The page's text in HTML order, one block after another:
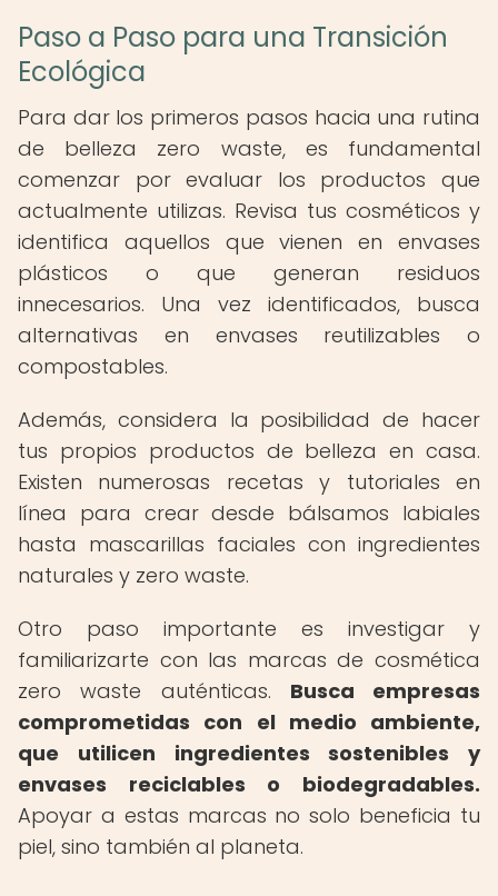
Paso a Paso para una Transición
Ecológica
Para dar los primeros pasos hacia una rutina
de belleza zero waste, es fundamental
comenzar por evaluar los productos que
actualmente utilizas. Revisa tus cosméticos y
identifica aquellos que vienen en envases
plásticos o que generan residuos
innecesarios. Una vez identificados, busca
alternativas en envases reutilizables o
compostables.
Además, considera la posibilidad de hacer
tus propios productos de belleza en casa.
Existen numerosas recetas y tutoriales en
línea para crear desde bálsamos labiales
hasta mascarillas faciales con ingredientes
naturales y zero waste.
Otro paso importante es investigar y
familiarizarte con las marcas de cosmética
zero waste auténticas. Busca empresas
comprometidas con el medio ambiente,
que utilicen ingredientes sostenibles y
envases reciclables o biodegradables.
Apoyar a estas marcas no solo beneficia tu
piel, sino también al planeta.